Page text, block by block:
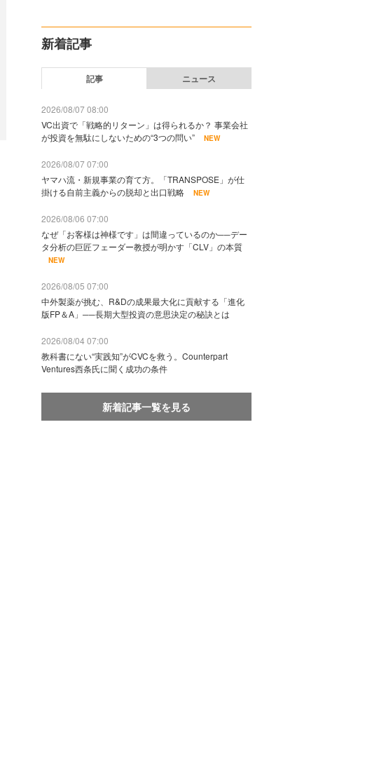
新着記事
記事 ニュース
2026/08/07 08:00
VC出資で「戦略的リターン」は得られるか？ 事業会社
が投資を無駄にしないための“3つの問い”
NEW
2026/08/07 07:00
ヤマハ流・新規事業の育て方。「TRANSPOSE」が仕
掛ける自前主義からの脱却と出口戦略
NEW
2026/08/06 07:00
なぜ「お客様は神様です」は間違っているのか──デー
タ分析の巨匠フェーダー教授が明かす「CLV」の本質
NEW
2026/08/05 07:00
中外製薬が挑む、R&Dの成果最大化に貢献する「進化
版FP＆A」──長期大型投資の意思決定の秘訣とは
2026/08/04 07:00
教科書にない“実践知”がCVCを救う。Counterpart
Ventures西条氏に聞く成功の条件
新着記事一覧を見る